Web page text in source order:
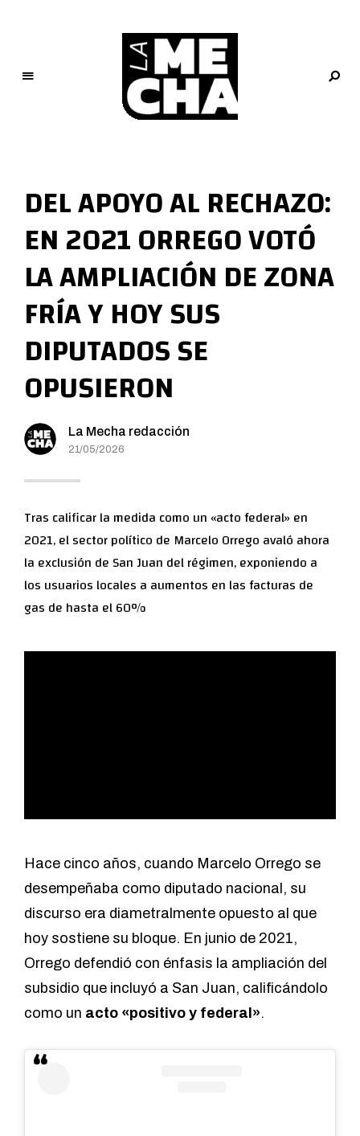
M
e
c
h
a
PERIODISMO DIGITAL
DEL APOYO AL RECHAZO:
EN 2021 ORREGO VOTÓ
LA AMPLIACIÓN DE ZONA
FRÍA Y HOY SUS
DIPUTADOS SE
OPUSIERON
La Mecha redacción
21/05/2026
Tras calificar la medida como un «acto federal» en
2021, el sector político de Marcelo Orrego avaló ahora
la exclusión de San Juan del régimen, exponiendo a
los usuarios locales a aumentos en las facturas de
gas de hasta el 60%
Hace cinco años, cuando Marcelo Orrego se
desempeñaba como diputado nacional, su
discurso era diametralmente opuesto al que
hoy sostiene su bloque. En junio de 2021,
Orrego defendió con énfasis la ampliación del
subsidio que incluyó a San Juan, calificándolo
como un acto «positivo y federal».